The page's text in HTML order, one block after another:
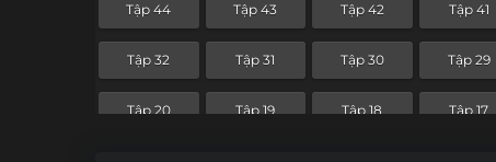
Tập 44 Tập 43 Tập 42 Tập 41
Tập 32 Tập 31 Tập 30 Tập 29
Tập 20 Tập 19 Tập 18 Tập 17